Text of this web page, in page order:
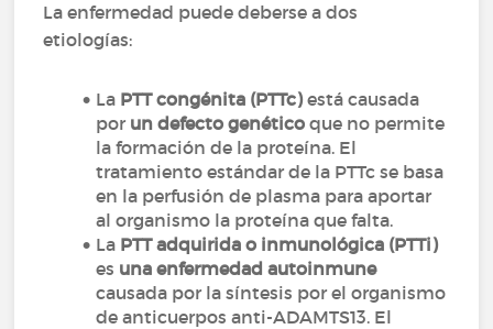
La enfermedad puede deberse a dos
etiologías:
La PTT congénita (PTTc)está causada
por un defecto genético que no permite
la formación de la proteína. El
tratamiento estándar de la PTTc se basa
en la perfusión de plasma para aportar
al organismo la proteína que falta.
La PTT adquirida o inmunológica (PTTi)
es una enfermedad autoinmune
causada por la síntesis por el organismo
de anticuerpos anti-ADAMTS13. El